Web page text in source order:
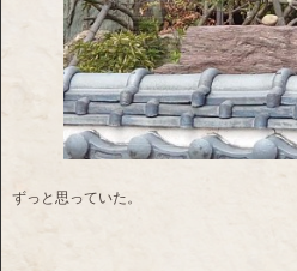
ずっと思っていた。